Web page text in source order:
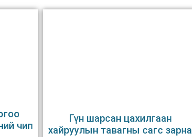
чип
Гүн шарсан цахилгаан
хайруулын тавагны сагс зарна